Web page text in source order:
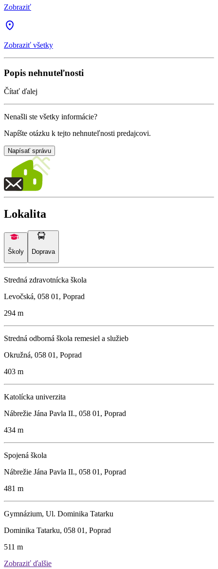
Zobraziť
Zobraziť všetky
Popis nehnuteľnosti
Čítať ďalej
Nenašli ste všetky informácie?
Napíšte otázku k tejto nehnuteľnosti predajcovi.
Napísať správu
Lokalita
Školy Doprava
Stredná zdravotnícka škola
Levočská, 058 01, Poprad
294 m
Stredná odborná škola remesiel a služieb
Okružná, 058 01, Poprad
403 m
Katolícka univerzita
Nábrežie Jána Pavla II., 058 01, Poprad
434 m
Spojená škola
Nábrežie Jána Pavla II., 058 01, Poprad
481 m
Gymnázium, Ul. Dominika Tatarku
Dominika Tatarku, 058 01, Poprad
511 m
Zobraziť ďalšie